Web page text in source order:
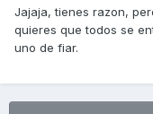
Jajaja, tienes razon,
quieres que todos se
uno de fiar.